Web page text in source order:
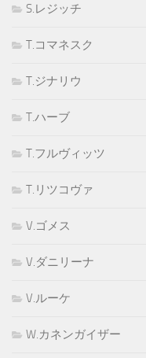
S.レジッチ
T.コマネスク
T.ジナリウ
T.ハーブ
T.フルヴィッツ
T.リツコヴァ
V.ゴメス
V.ダニリーナ
V.ルーケ
W.カネンガイザー